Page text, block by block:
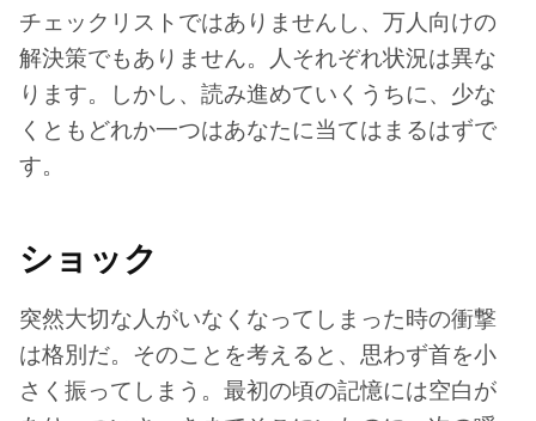
チェックリストではありませんし、万人向けの
解決策でもありません。人それぞれ状況は異な
ります。しかし、読み進めていくうちに、少な
くともどれか一つはあなたに当てはまるはずで
す。
ショック
突然大切な人がいなくなってしまった時の衝撃
は格別だ。そのことを考えると、思わず首を小
さく振ってしまう。最初の頃の記憶には空白が